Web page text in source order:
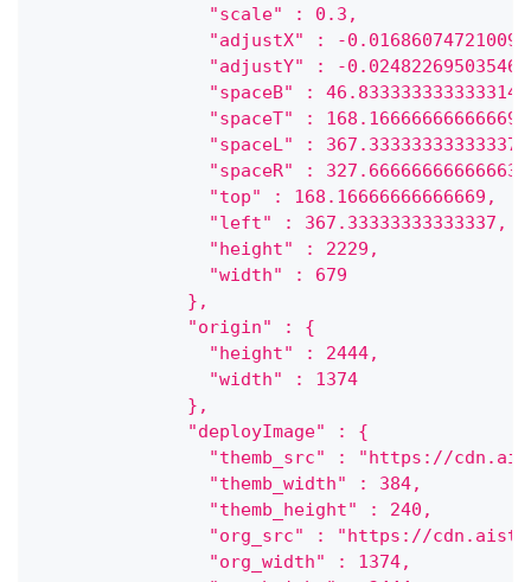
                "scale" : 0.3,
"adjustX" : -
"adjustY" : -
                "spaceB" : 46.833333333333314,
                "spaceT" : 168.16666666666669,
                "spaceL" : 367.33333333333337,
                "spaceR" : 327.66666666666663,
                "top" : 168.16666666666669,
                "left" : 367.33333333333337,
                "height" : 2229,
                "width" : 679
              },
              "origin" : {
                "height" : 2444,
                "width" : 1374
              },
              "deployImage" : {
"themb_src" : "https://
                "themb_width" : 384,
                "themb_height" : 240,
"org_src" : "https://
                "org_width" : 1374,